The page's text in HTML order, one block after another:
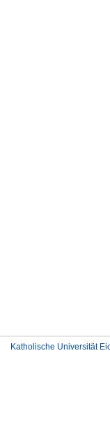
Katholische Universität